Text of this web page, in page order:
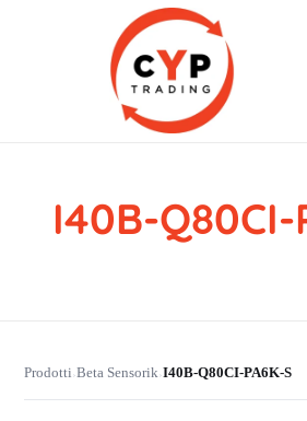
CYP Trading
Professionelle Ersatzteilbeschaffung
I40B-Q80CI-
Prodotti›Beta Sensorik›I40B-Q80CI-PA6K-S